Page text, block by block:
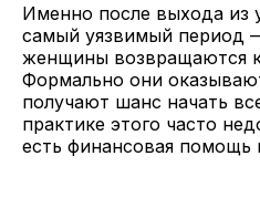
Именно после выхода из
самый уязвимый период
женщины возвращаются
Формально они
получают шанс начать
практике этого часто
есть финансовая помощь